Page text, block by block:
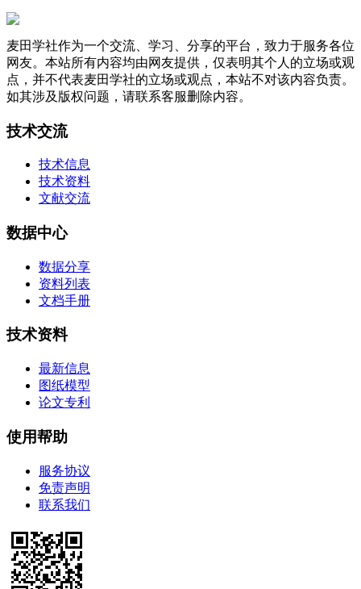
麦田学社作为一个交流、学习、分享的平台，致力于服务各位
网友。本站所有内容均由网友提供，仅表明其个人的立场或观
点，并不代表麦田学社的立场或观点，本站不对该内容负责。
如其涉及版权问题，请联系客服删除内容。
技术交流
技术信息
技术资料
文献交流
数据中心
数据分享
资料列表
文档手册
技术资料
最新信息
图纸模型
论文专利
使用帮助
服务协议
免责声明
联系我们